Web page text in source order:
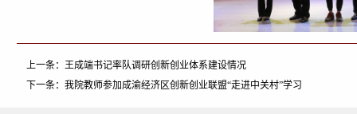
上一条： 王成端书记率队调研创新创业体系建设情况
下一条： 我院教师参加成渝经济区创新创业联盟“走进中关村”学习